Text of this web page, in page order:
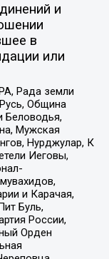
и
в
или
Рада земли
Община
Беловодья,
Мужская
Нурджулар, К
Иеговы,
и Карачая,
Буль,
России,
Орден